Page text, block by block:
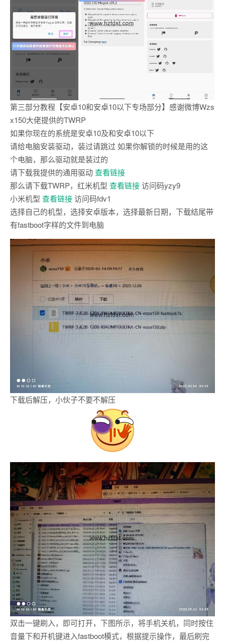
第三部分教程【安卓10和安卓10以下专场部分】感谢微博Wzs
x150大佬提供的TWRP
如果你现在的系统是安卓10及和安卓10以下
请给电脑安装驱动，装过请跳过 如果你解锁的时候是用的这
个电脑，那么驱动就是装过的
请下载我提供的通用驱动查看链接
那么请下载TWRP，红米机型 查看链接访问码yzy9
小米机型 查看链接访问码fdv1
选择自己的机型，选择安卓版本，选择最新日期，下载结尾带
有fastboot字样的文件到电脑
下载后解压，小伙子不要不解压
双击一键刷入，即可打开，下图所示，将手机关机，同时按住
音量下和开机键进入fastboot模式，根据提示操作，最后刷完